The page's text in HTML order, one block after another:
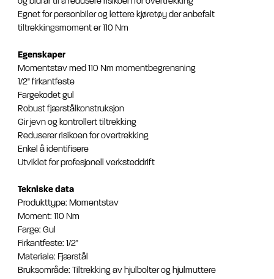
Egnet for personbiler og lettere kjøretøy der anbefalt
tiltrekkingsmoment er 110 Nm
Egenskaper
Momentstav med 110 Nm momentbegrensning
1/2" firkantfeste
Fargekodet gul
Robust fjærstålkonstruksjon
Gir jevn og kontrollert tiltrekking
Reduserer risikoen for overtrekking
Enkel å identifisere
Utviklet for profesjonell verksteddrift
Tekniske data
Produkttype: Momentstav
Moment: 110 Nm
Farge: Gul
Firkantfeste: 1/2"
Materiale: Fjærstål
Bruksområde: Tiltrekking av hjulbolter og hjulmuttere